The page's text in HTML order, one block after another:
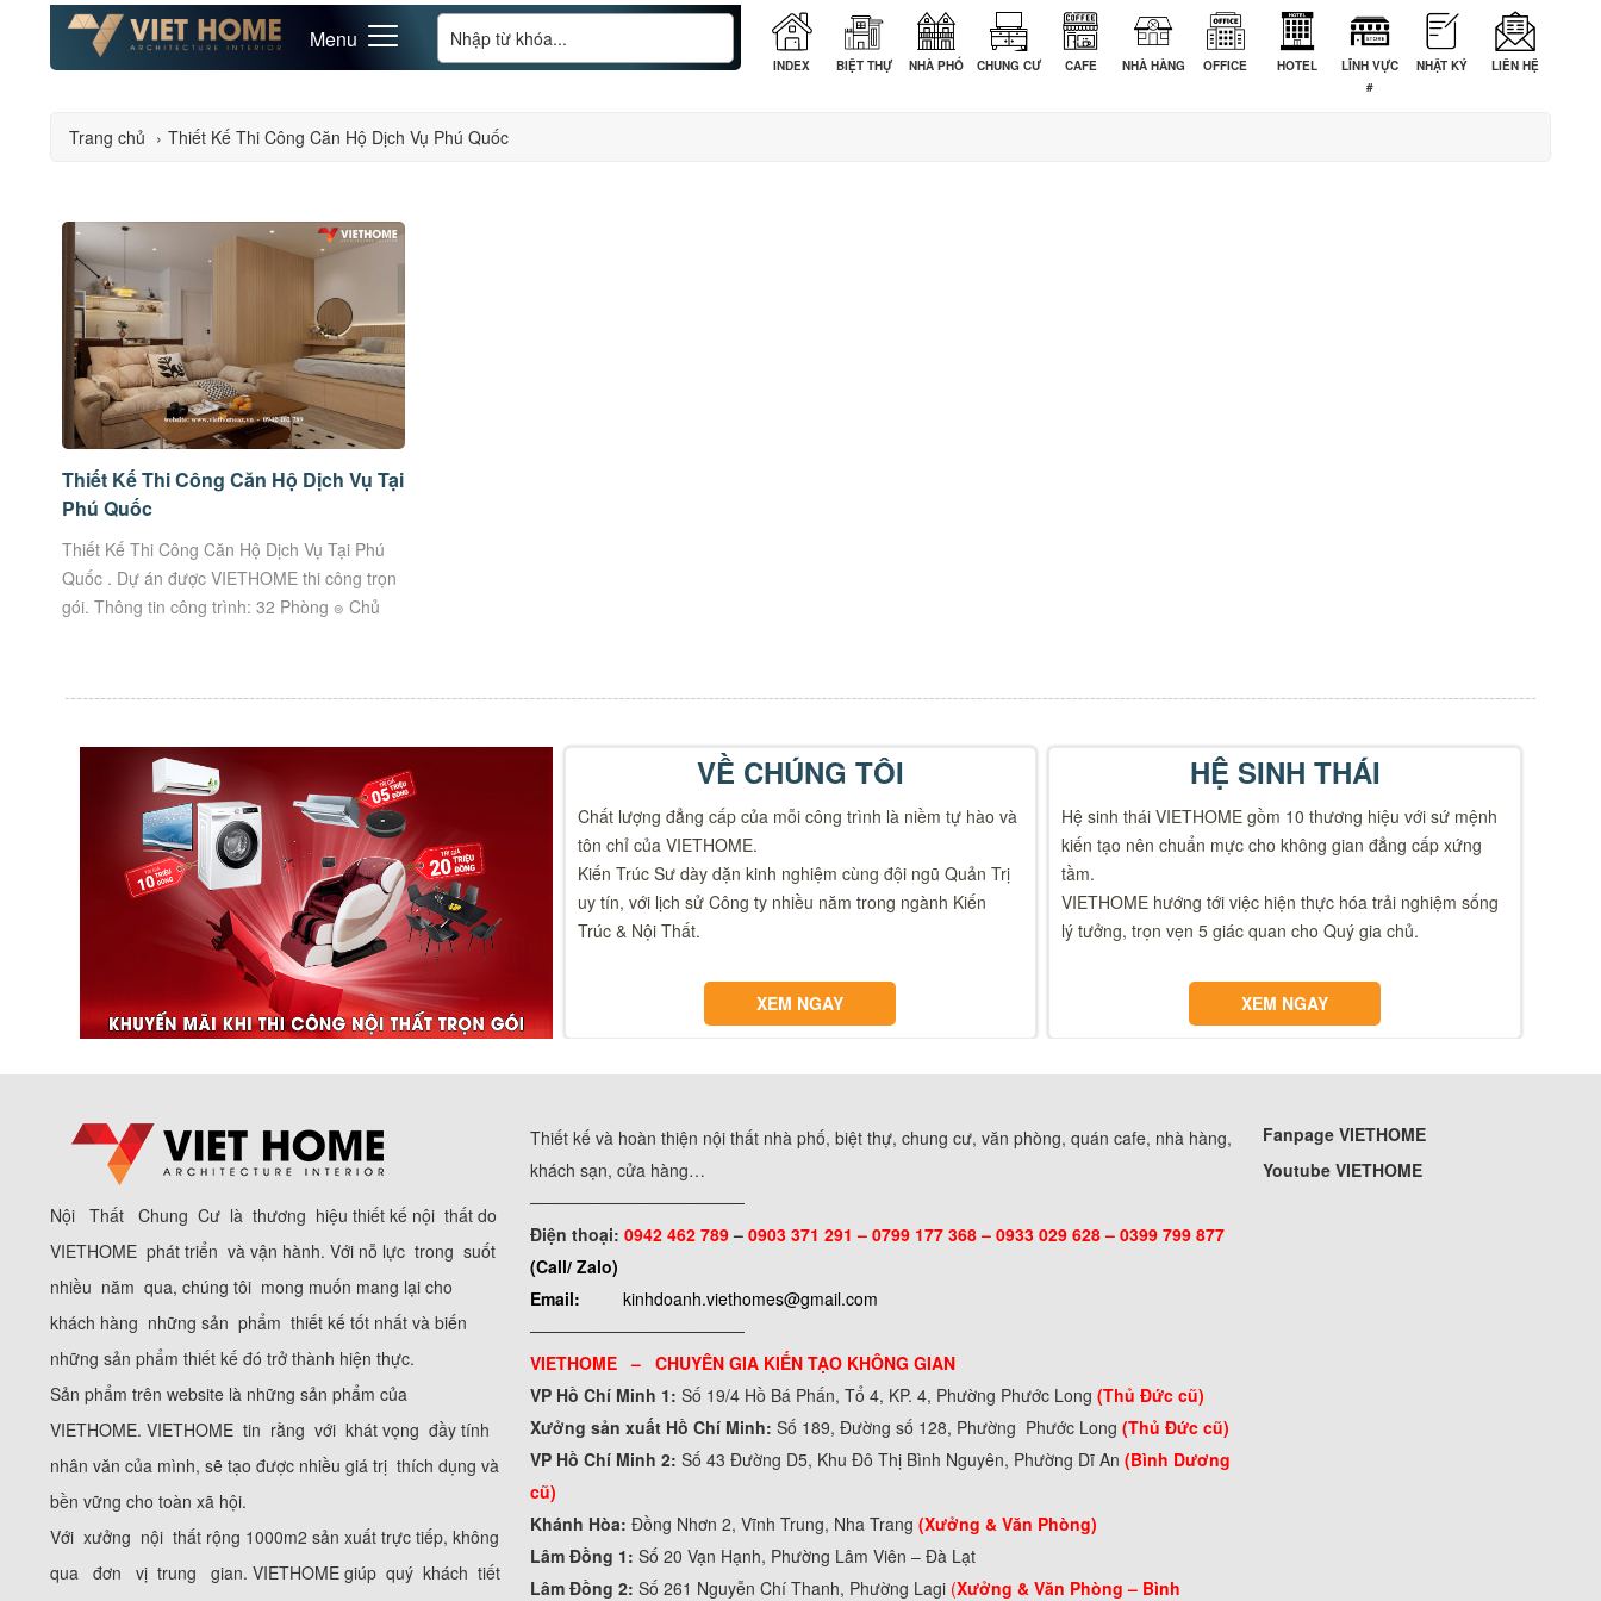
Menu
INDEX BIỆT THỰ NHÀ PHỐ CHUNG CƯ CAFE NHÀ HÀNG OFFICE HOTEL
LĨNH VỰC
#
NHẬT KÝ LIÊN HỆ
Trang chủ › Thiết Kế Thi Công Căn Hộ Dịch Vụ Phú Quốc
Thiết Kế Thi Công Căn Hộ Dịch Vụ Tại
Phú Quốc
Thiết Kế Thi Công Căn Hộ Dịch Vụ Tại Phú
Quốc . Dự án được VIETHOME thi công trọn
gói. Thông tin công trình: 32 Phòng ๏ Chủ
VỀ CHÚNG TÔI
Chất lượng đẳng cấp của mỗi công trình là niềm tự hào và
tôn chỉ của VIETHOME.
Kiến Trúc Sư dày dặn kinh nghiệm cùng đội ngũ Quản Trị
uy tín, với lịch sử Công ty nhiều năm trong ngành Kiến
Trúc & Nội Thất.
XEM NGAY
HỆ SINH THÁI
Hệ sinh thái VIETHOME gồm 10 thương hiệu với sứ mệnh
kiến tạo nên chuẩn mực cho không gian đẳng cấp xứng
tầm.
VIETHOME hướng tới việc hiện thực hóa trải nghiệm sống
lý tưởng, trọn vẹn 5 giác quan cho Quý gia chủ.
XEM NGAY
Nội Thất Chung Cư là thương hiệu thiết kế nội thất do
VIETHOME phát triển và vận hành. Với nỗ lực trong suốt
nhiều năm qua, chúng tôi mong muốn mang lại cho
khách hàng những sản phẩm thiết kế tốt nhất và biến
những sản phẩm thiết kế đó trở thành hiện thực.
Sản phẩm trên website là những sản phẩm của
VIETHOME. VIETHOME tin rằng với khát vọng đầy tính
nhân văn của mình, sẽ tạo được nhiều giá trị thích dụng và
bền vững cho toàn xã hội.
Với xưởng nội thất rộng 1000m2 sản xuất trực tiếp, không
qua đơn vị trung gian. VIETHOME giúp quý khách tiết
Thiết kế và hoàn thiện nội thất nhà phố, biệt thự, chung cư, văn phòng, quán cafe, nhà hàng,
khách sạn, cửa hàng…
──────────────────
Điện thoại:0942 462 789–0903 371 291 –0799 177 368 – 0933 029 628 – 0399 799 877
(Call/ Zalo)
Email:
kinhdoanh.viethomes@gmail.com
──────────────────
VIETHOME – CHUYÊN GIA KIẾN TẠO KHÔNG GIAN
VP Hồ Chí Minh 1: Số 19/4 Hồ Bá Phấn, Tổ 4, KP. 4, Phường Phước Long(Thủ Đức cũ)
Xưởng sản xuất Hồ Chí Minh: Số 189, Đường số 128, Phường Phước Long(Thủ Đức cũ)
VP Hồ Chí Minh 2: Số 43 Đường D5, Khu Đô Thị Bình Nguyên, Phường Dĩ An (Bình Dương
cũ)
Khánh Hòa:Đồng Nhơn 2, Vĩnh Trung, Nha Trang (Xưởng & Văn Phòng)
Lâm Đồng 1:Số 20 Vạn Hạnh, Phường Lâm Viên – Đà Lạt
Lâm Đồng 2:Số 261 Nguyễn Chí Thanh, Phường Lagi (Xưởng & Văn Phòng – Bình
Fanpage VIETHOME
Youtube VIETHOME